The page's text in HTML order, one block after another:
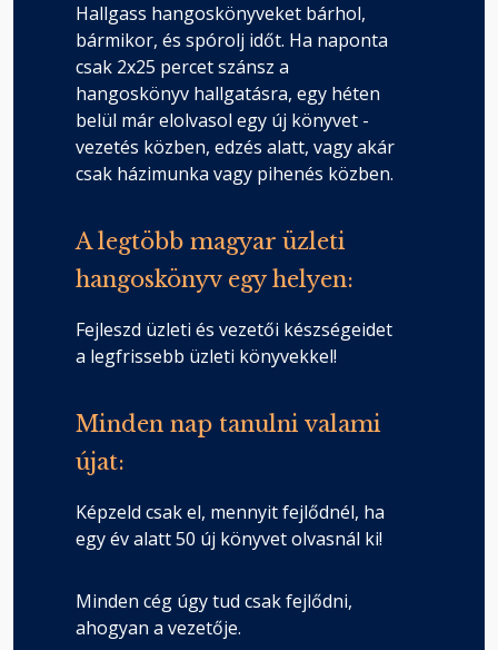
Hallgass hangoskönyveket bárhol,
bármikor, és spórolj időt. Ha naponta
csak 2x25 percet szánsz a
hangoskönyv hallgatásra, egy héten
belül már elolvasol egy új könyvet -
vezetés közben, edzés alatt, vagy akár
csak házimunka vagy pihenés közben.
A legtöbb magyar üzleti
hangoskönyv egy helyen:
Fejleszd üzleti és vezetői készségeidet
a legfrissebb üzleti könyvekkel!
Minden nap tanulni valami
újat:
Képzeld csak el, mennyit fejlődnél, ha
egy év alatt 50 új könyvet olvasnál ki!
Minden cég úgy tud csak fejlődni,
ahogyan a vezetője.